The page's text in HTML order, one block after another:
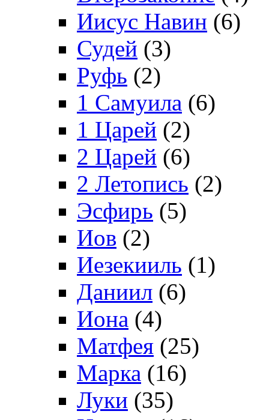
Иисус Навин (6)
Судей (3)
Руфь (2)
1 Самуила (6)
1 Царей (2)
2 Царей (6)
2 Летопись (2)
Эсфирь (5)
Иов (2)
Иезекииль (1)
Даниил (6)
Иона (4)
Матфея (25)
Марка (16)
Луки (35)